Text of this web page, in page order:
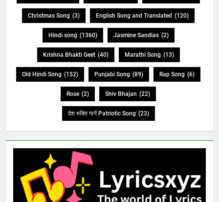
Christmas Song (3) English Song and Translated (120)
Hindi song (1360) Jasmine Sandlas (2)
Krishna Bhakti Geet (40) Marathi Song (13)
Old Hindi Song (152) Punjabi Song (89) Rap Song (6)
Rose (2) Shiv Bhajan (22)
देश भक्ति गानें Patriotic Song (23)